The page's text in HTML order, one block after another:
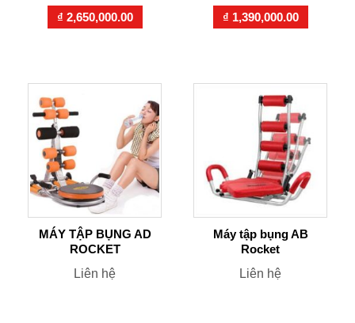
₫ 2,650,000.00
₫ 1,390,000.00
MÁY TẬP BỤNG AD
ROCKET
Liên hệ
Máy tập bụng AB
Rocket
Liên hệ